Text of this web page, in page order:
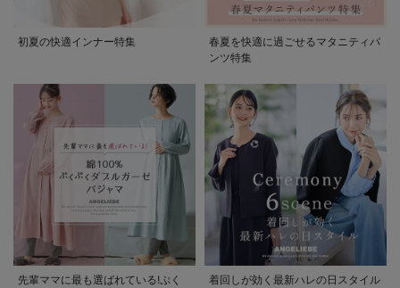
初夏の快適インナー特集
春夏を快適に過ごせるマタニティパ
ンツ特集
先輩ママに最も選ばれている!ぷく
着回しが効く最新ハレの日スタイル